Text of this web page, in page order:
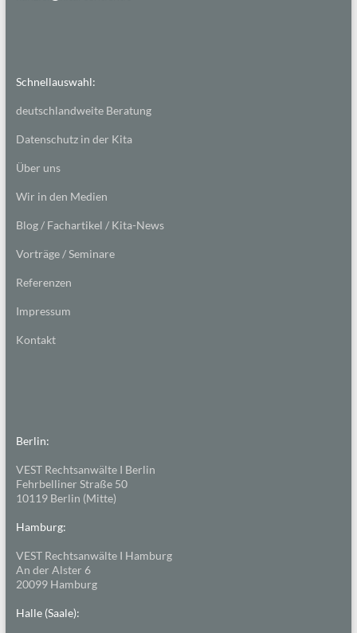
Schnellauswahl:
deutschlandweite Beratung
Datenschutz in der Kita
Über uns
Wir in den Medien
Blog / Fachartikel / Kita-News
Vorträge / Seminare
Referenzen
Impressum
Kontakt
Berlin:
VEST Rechtsanwälte I Berlin
Fehrbelliner Straße 50
10119 Berlin (Mitte)
Hamburg:
VEST Rechtsanwälte I Hamburg
An der Alster 6
20099 Hamburg
Halle (Saale):